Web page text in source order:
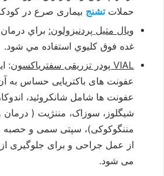
حملاتتشنج بیماری صرع در
ویال متیل پردنیزولون: براي
غده فوق كليوي استفاده مي شود.
VIAL پودر تزریقی سفتریاکسون
:
عفونت های باکتریایی حساس
عفونت ها شامل شانکروئید،
شیگلوز، سوزاک، مننژیت ( درمان
مننگوکوکی)، سپتی سمی و حصبه
از عمل جراحی و برای جلوگیری
می شود.